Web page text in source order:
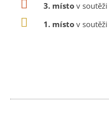
3. místo v soutěži
1. místo v soutěži